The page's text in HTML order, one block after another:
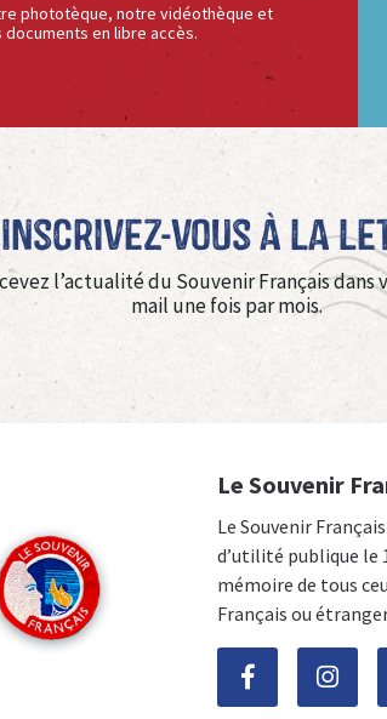
phototèque, notre vidéothèque et
documents en libre accès.
Inscrivez-vous à La
l’actualité du Souvenir Français
mail une fois par mois.
Le Souvenir
Le Souvenir
d’utilité publique le
mémoire de tous
Français ou